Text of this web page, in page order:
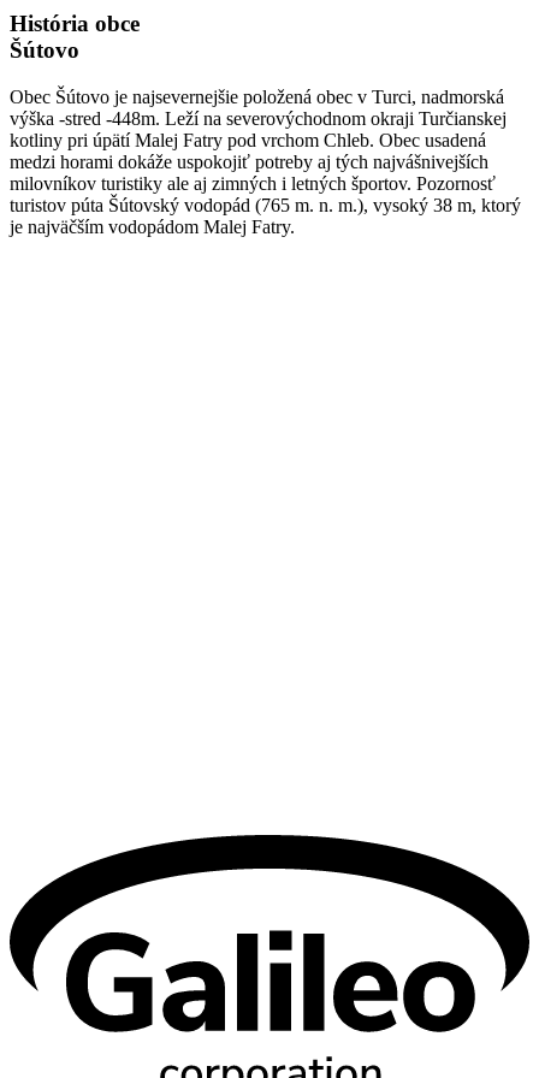
História obce
Šútovo
Obec Šútovo je najsevernejšie položená obec v Turci, nadmorská
výška -stred -448m. Leží na severovýchodnom okraji Turčianskej
kotliny pri úpätí Malej Fatry pod vrchom Chleb. Obec usadená
medzi horami dokáže uspokojiť potreby aj tých najvášnivejších
milovníkov turistiky ale aj zimných i letných športov. Pozornosť
turistov púta Šútovský vodopád (765 m. n. m.), vysoký 38 m, ktorý
je najväčším vodopádom Malej Fatry.